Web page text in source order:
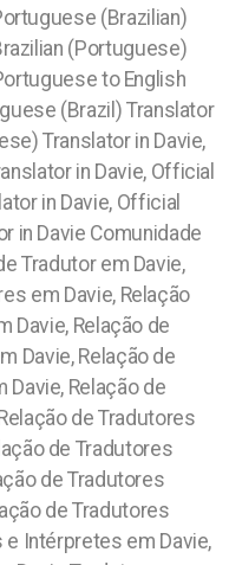
(Brazilian)
(Portuguese)
to English
(Brazil) Translator
Translator in Davie,
in Davie, Official
in Davie, Official
in Davie Comunidade
Tradutor em Davie,
em Davie, Relação
Davie, Relação de
Davie, Relação de
Relação de
de Tradutores
de Tradutores
de Tradutores
de Tradutores
e Intérpretes em Davie,